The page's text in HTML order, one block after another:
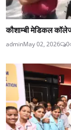
कौशाम्बी मेडिकल
adminMay 02, 2026 0